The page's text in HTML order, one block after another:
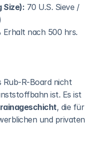
Size): 70 U.S. Sieve /
Erhalt nach 500 hrs.
Rub-R-Board nicht
ist. Es ist
, die für
und privaten